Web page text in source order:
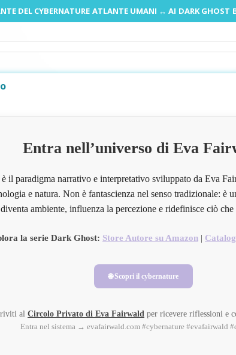
DEL CYBERNATURE ATLANTE UMANI ↔ AI DARK GHOST
Entra nell’universo di Eva
il paradigma narrativo e interpretativo sviluppato da Eva
e natura. Non è fantascienza nel senso tradizionale: è
diventa ambiente, influenza la percezione e ridefinisce ciò che
la serie Dark Ghost: Store Autore su Amazon |
🌐 Scopri il cybernature
al Circolo Privato di Eva Fairwald per ricevere riflessioni e
Entra nel sistema → evafairwald.com #cybernature #evafairwald